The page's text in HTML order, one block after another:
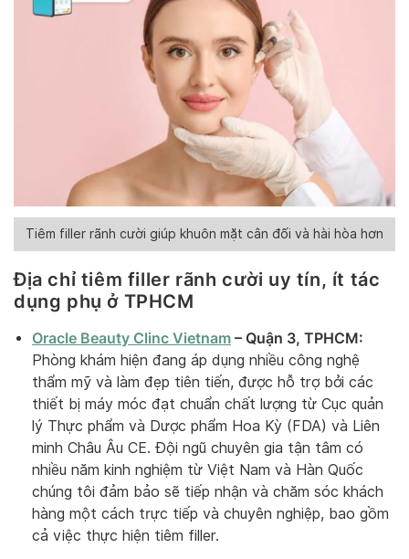
Tiêm filler rãnh cười giúp khuôn mặt cân đối và hài hòa hơn
Địa chỉ tiêm filler rãnh cười uy tín, ít tác
dụng phụ ở TPHCM
Oracle Beauty Clinc Vietnam – Quận 3, TPHCM:
Phòng khám hiện đang áp dụng nhiều công nghệ
thẩm mỹ và làm đẹp tiên tiến, được hỗ trợ bởi các
thiết bị máy móc đạt chuẩn chất lượng từ Cục quản
lý Thực phẩm và Dược phẩm Hoa Kỳ (FDA) và Liên
minh Châu Âu CE. Đội ngũ chuyên gia tận tâm có
nhiều năm kinh nghiệm từ Việt Nam và Hàn Quốc
chúng tôi đảm bảo sẽ tiếp nhận và chăm sóc khách
hàng một cách trực tiếp và chuyên nghiệp, bao gồm
cả việc thực hiện tiêm filler.